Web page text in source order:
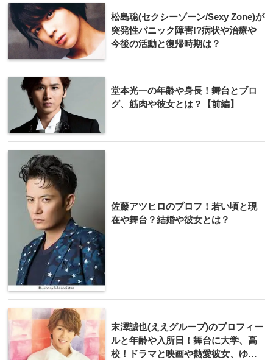
松島聡(セクシーゾーン/Sexy Zone)が
突発性パニック障害!?病状や治療や
今後の活動と復帰時期は？
堂本光一の年齢や身長！舞台とブロ
グ、筋肉や彼女とは？【前編】
佐藤アツヒロのプロフ！若い頃と現
在や舞台？結婚や彼女とは？
末澤誠也(ええグループ)のプロフィー
ルと年齢や入所日！舞台に大学、高
校！ドラマと映画や熱愛彼女、ゆい